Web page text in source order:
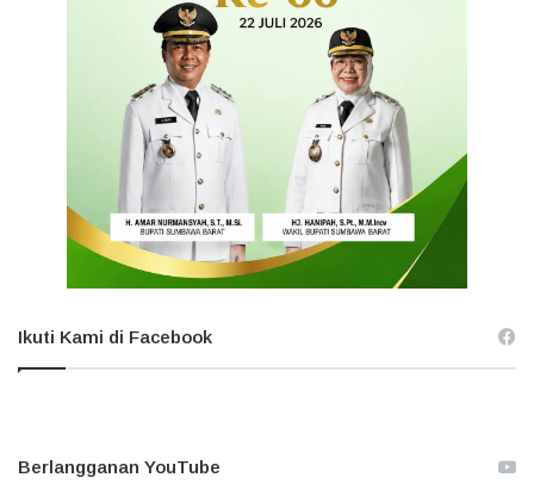
Ikuti Kami di Facebook
Berlangganan YouTube